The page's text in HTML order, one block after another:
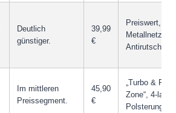
Deutlich
günstiger.
39,99
€
Preiswert,
Metallnetz,
Im mittleren
Preissegment.
45,90
€
„Turbo & Park
Zone“, 4-
Polsterung